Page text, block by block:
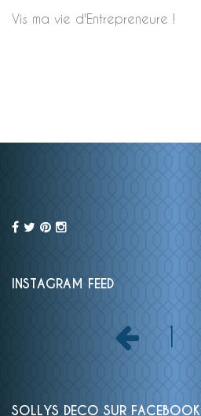
Vis ma vie d'Entrepreneure !
INSTAGRAM FEED
1
SOLLYS DECO SUR FACEBOOK